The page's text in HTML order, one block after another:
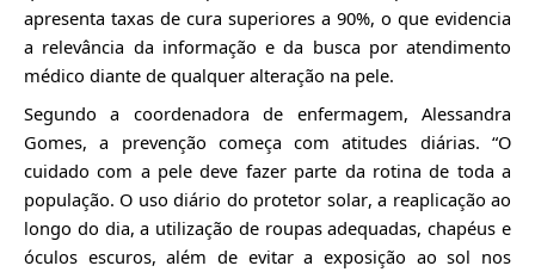
apresenta taxas de cura superiores a 90%, o que evidencia
a relevância da informação e da busca por atendimento
médico diante de qualquer alteração na pele.
Segundoa coordenadora de enfermagem, Alessandra
Gomes,a prevenção começa com atitudes diárias. “O
cuidado com a pele deve fazer parte da rotina de toda a
população. O uso diário do protetor solar, a reaplicação ao
longo do dia, a utilização de roupas adequadas, chapéus e
óculos escuros, além de evitar a exposição ao sol nos